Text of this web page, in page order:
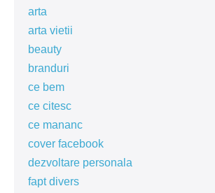
arta
arta vietii
beauty
branduri
ce bem
ce citesc
ce mananc
cover facebook
dezvoltare personala
fapt divers